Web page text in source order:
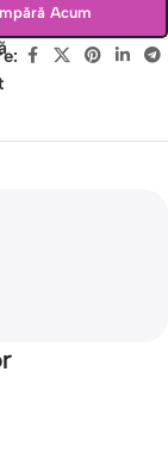
Acum